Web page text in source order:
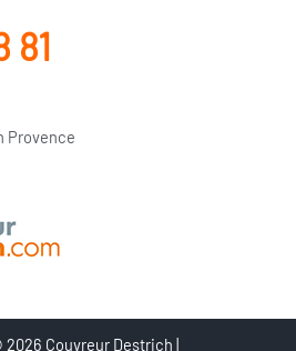
81
Provence
Couvreur Destrich |